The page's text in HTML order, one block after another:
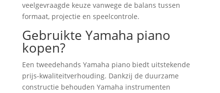
veelgevraagde keuze vanwege de balans tussen
formaat, projectie en speelcontrole.
Gebruikte Yamaha piano
kopen?
Een tweedehands Yamaha piano biedt uitstekende
prijs-kwaliteitverhouding. Dankzij de duurzame
constructie behouden Yamaha instrumenten